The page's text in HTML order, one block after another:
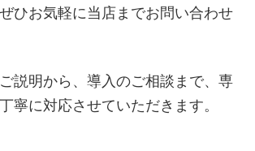
ひお気軽に当店までお問い合わせ
説明から、導入のご相談まで、専
寧に対応させていただきます。